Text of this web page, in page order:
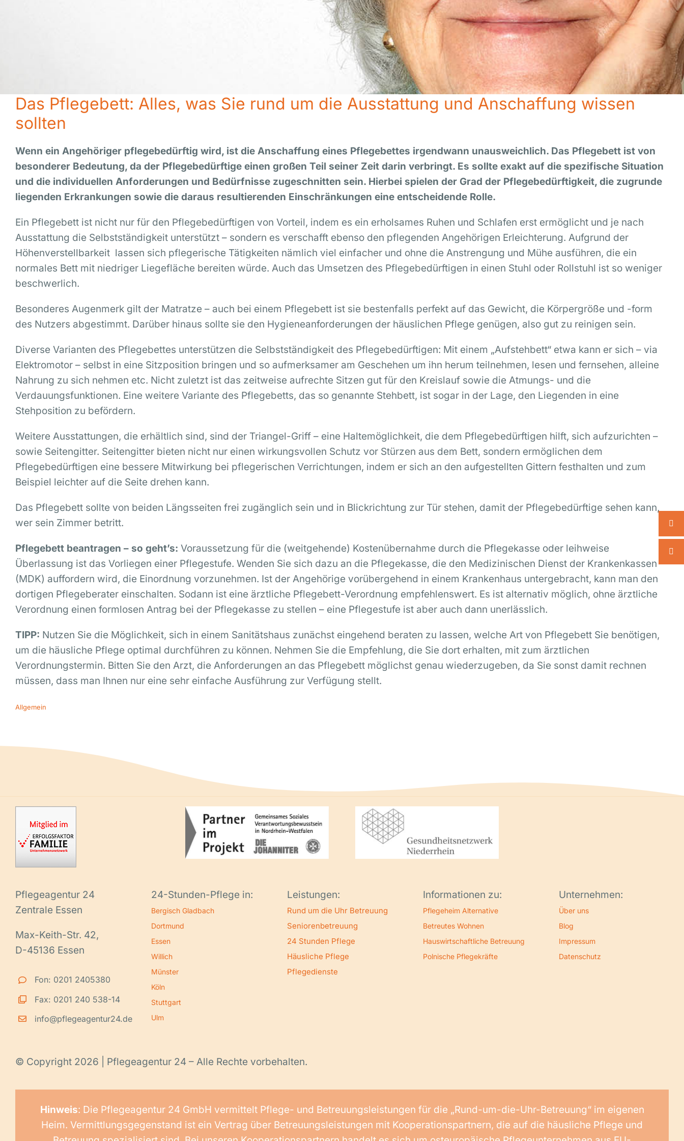
Das Pflegebett: Alles, was Sie rund um die Ausstattung und Anschaffung wissen
sollten
Wenn ein Angehöriger pflegebedürftig wird, ist die Anschaffung eines Pflegebettes irgendwann unausweichlich. Das Pflegebett ist von
besonderer Bedeutung, da der Pflegebedürftige einen großen Teil seiner Zeit darin verbringt. Es sollte exakt auf die spezifische Situation
und die individuellen Anforderungen und Bedürfnisse zugeschnitten sein. Hierbei spielen der Grad der Pflegebedürftigkeit, die zugrunde
liegenden Erkrankungen sowie die daraus resultierenden Einschränkungen eine entscheidende Rolle.
Ein Pflegebett ist nicht nur für den Pflegebedürftigen von Vorteil, indem es ein erholsames Ruhen und Schlafen erst ermöglicht und je nach
Ausstattung die Selbstständigkeit unterstützt – sondern es verschafft ebenso den pflegenden Angehörigen Erleichterung. Aufgrund der
Höhenverstellbarkeit lassen sich pflegerische Tätigkeiten nämlich viel einfacher und ohne die Anstrengung und Mühe ausführen, die ein
normales Bett mit niedriger Liegefläche bereiten würde. Auch das Umsetzen des Pflegebedürftigen in einen Stuhl oder Rollstuhl ist so weniger
beschwerlich.
Besonderes Augenmerk gilt der Matratze – auch bei einem Pflegebett ist sie bestenfalls perfekt auf das Gewicht, die Körpergröße und -form
des Nutzers abgestimmt. Darüber hinaus sollte sie den Hygieneanforderungen der häuslichen Pflege genügen, also gut zu reinigen sein.
Diverse Varianten des Pflegebettes unterstützen die Selbstständigkeit des Pflegebedürftigen: Mit einem „Aufstehbett“ etwa kann er sich – via
Elektromotor – selbst in eine Sitzposition bringen und so aufmerksamer am Geschehen um ihn herum teilnehmen, lesen und fernsehen, alleine
Nahrung zu sich nehmen etc. Nicht zuletzt ist das zeitweise aufrechte Sitzen gut für den Kreislauf sowie die Atmungs- und die
Verdauungsfunktionen. Eine weitere Variante des Pflegebetts, das so genannte Stehbett, ist sogar in der Lage, den Liegenden in eine
Stehposition zu befördern.
Weitere Ausstattungen, die erhältlich sind, sind der Triangel-Griff – eine Haltemöglichkeit, die dem Pflegebedürftigen hilft, sich aufzurichten –
sowie Seitengitter. Seitengitter bieten nicht nur einen wirkungsvollen Schutz vor Stürzen aus dem Bett, sondern ermöglichen dem
Pflegebedürftigen eine bessere Mitwirkung bei pflegerischen Verrichtungen, indem er sich an den aufgestellten Gittern festhalten und zum
Beispiel leichter auf die Seite drehen kann.
Das Pflegebett sollte von beiden Längsseiten frei zugänglich sein und in Blickrichtung zur Tür stehen, damit der Pflegebedürftige sehen kann,
wer sein Zimmer betritt.
Pflegebett beantragen – so geht’s: Voraussetzung für die (weitgehende) Kostenübernahme durch die Pflegekasse oder leihweise
Überlassung ist das Vorliegen einer Pflegestufe. Wenden Sie sich dazu an die Pflegekasse, die den Medizinischen Dienst der Krankenkassen
(MDK) auffordern wird, die Einordnung vorzunehmen. Ist der Angehörige vorübergehend in einem Krankenhaus untergebracht, kann man den
dortigen Pflegeberater einschalten. Sodann ist eine ärztliche Pflegebett-Verordnung empfehlenswert. Es ist alternativ möglich, ohne ärztliche
Verordnung einen formlosen Antrag bei der Pflegekasse zu stellen – eine Pflegestufe ist aber auch dann unerlässlich.
TIPP: Nutzen Sie die Möglichkeit, sich in einem Sanitätshaus zunächst eingehend beraten zu lassen, welche Art von Pflegebett Sie benötigen,
um die häusliche Pflege optimal durchführen zu können. Nehmen Sie die Empfehlung, die Sie dort erhalten, mit zum ärztlichen
Verordnungstermin. Bitten Sie den Arzt, die Anforderungen an das Pflegebett möglichst genau wiederzugeben, da Sie sonst damit rechnen
müssen, dass man Ihnen nur eine sehr einfache Ausführung zur Verfügung stellt.
Allgemein
Pflegeagentur 24
Zentrale Essen
Max-Keith-Str. 42,
D-45136 Essen
Fon: 0201 2405380
Fax: 0201 240 538-14
info@pflegeagentur24.de
24-Stunden-Pflege in:
Bergisch Gladbach
Dortmund
Essen
Willich
Münster
Köln
Stuttgart
Ulm
Leistungen:
Rund um die Uhr Betreuung
Seniorenbetreuung
24 Stunden Pflege
Häusliche Pflege
Pflegedienste
Informationen zu:
Pflegeheim Alternative
Betreutes Wohnen
Hauswirtschaftliche Betreuung
Polnische Pflegekräfte
Unternehmen:
Über uns
Blog
Impressum
Datenschutz
© Copyright 2026 | Pflegeagentur 24 – Alle Rechte vorbehalten.
Hinweis: Die Pflegeagentur 24 GmbH vermittelt Pflege- und Betreuungsleistungen für die „Rund-um-die-Uhr-Betreuung“ im eigenen
Heim. Vermittlungsgegenstand ist ein Vertrag über Betreuungsleistungen mit Kooperationspartnern, die auf die häusliche Pflege und